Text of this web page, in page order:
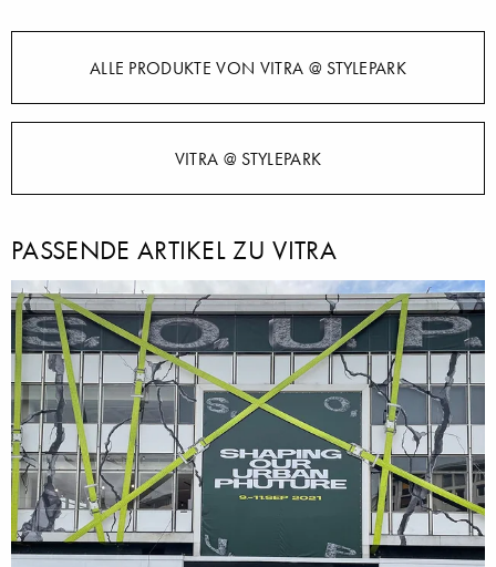
ALLE PRODUKTE VON VITRA @ STYLEPARK
VITRA @ STYLEPARK
PASSENDE ARTIKEL ZU VITRA